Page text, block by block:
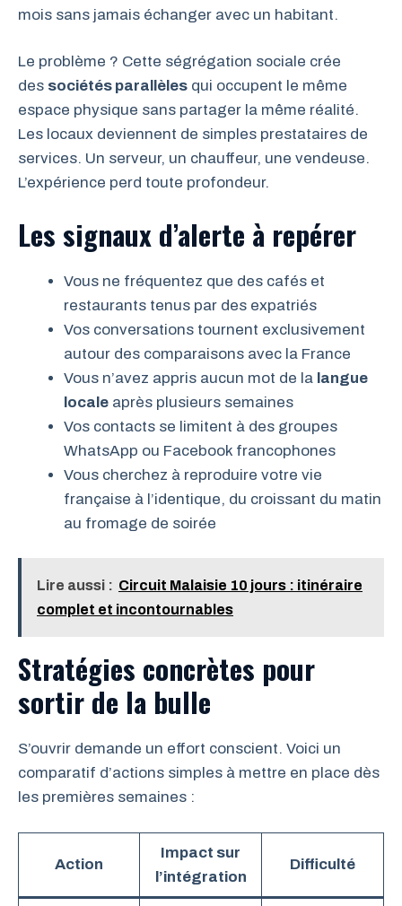
mois sans jamais échanger avec un habitant.
Le problème ? Cette ségrégation sociale crée
des sociétés parallèles qui occupent le même
espace physique sans partager la même réalité.
Les locaux deviennent de simples prestataires de
services. Un serveur, un chauffeur, une vendeuse.
L’expérience perd toute profondeur.
Les signaux d’alerte à repérer
Vous ne fréquentez que des cafés et
restaurants tenus par des expatriés
Vos conversations tournent exclusivement
autour des comparaisons avec la France
Vous n’avez appris aucun mot de la langue
locale après plusieurs semaines
Vos contacts se limitent à des groupes
WhatsApp ou Facebook francophones
Vous cherchez à reproduire votre vie
française à l’identique, du croissant du matin
au fromage de soirée
Lire aussi : Circuit Malaisie 10 jours : itinéraire
complet et incontournables
Stratégies concrètes pour
sortir de la bulle
S’ouvrir demande un effort conscient. Voici un
comparatif d’actions simples à mettre en place dès
les premières semaines :
Action
Impact sur
l’intégration
Difficulté